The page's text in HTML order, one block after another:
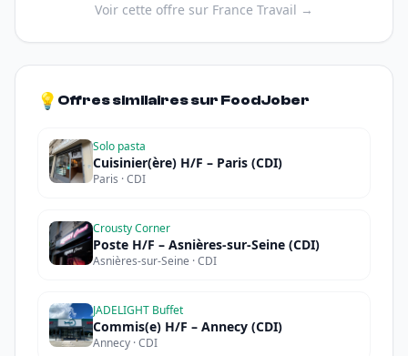
Voir cette offre sur France Travail →
💡 Offres similaires sur FoodJober
Solo pasta
Cuisinier(ère) H/F – Paris (CDI)
Paris · CDI
Crousty Corner
Poste H/F – Asnières-sur-Seine (CDI)
Asnières-sur-Seine · CDI
JADELIGHT Buffet
Commis(e) H/F – Annecy (CDI)
Annecy · CDI